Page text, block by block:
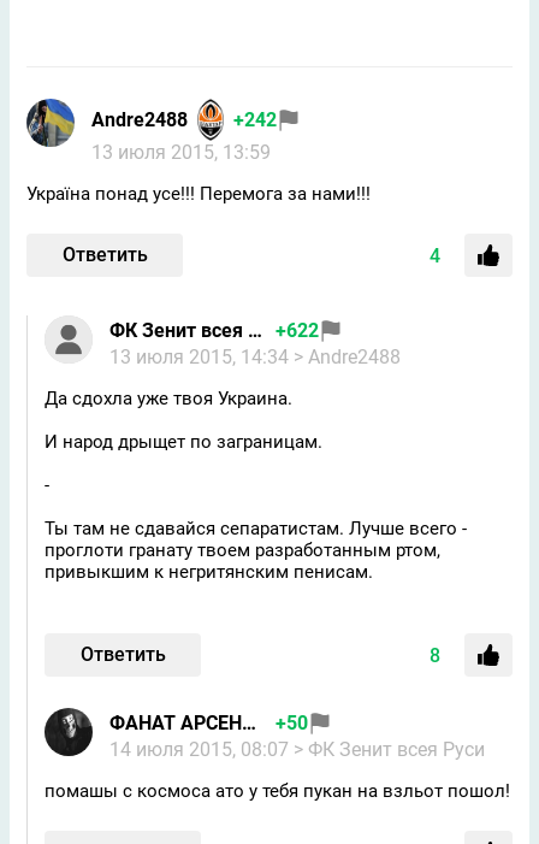
Andre2488
+242
13 июля 2015, 13:59
Україна понад усе!!! Перемога за нами!!!
Ответить 4
ФК Зенит всея Руси
+622
13 июля 2015, 14:34 > Andre2488
Да сдохла уже твоя Украина.
И народ дрыщет по заграницам.
-
Ты там не сдавайся сепаратистам. Лучше всего -
проглоти гранату твоем разработанным ртом,
привыкшим к негритянским пeнисам.
Ответить 8
ФАНАТ АРСЕНАЛ 2
+50
14 июля 2015, 08:07 > ФК Зенит всея Руси
помашы с космоса ато у тебя пукан на взльот пошол!